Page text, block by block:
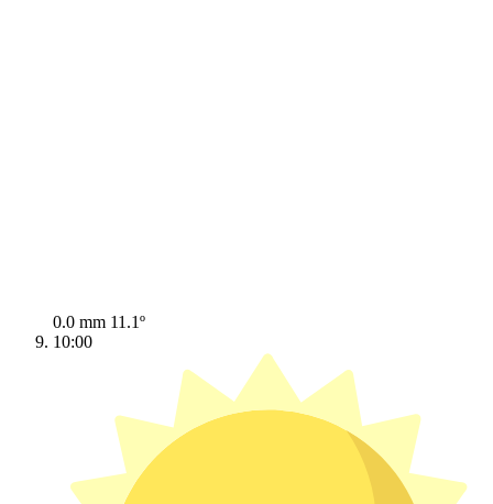
0.0 mm 11.1º
10:00